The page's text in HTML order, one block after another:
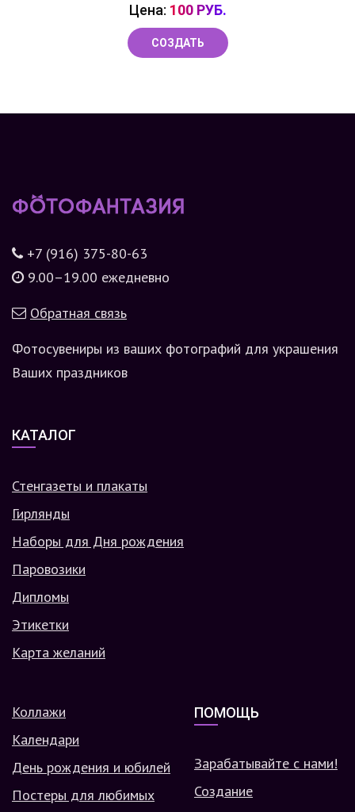
Цена: 100 РУБ.
СОЗДАТЬ
+7 (916) 375-80-63
9.00–19.00 ежедневно
Обратная связь
Фотосувениры из ваших фотографий для украшения
Ваших праздников
КАТАЛОГ
Стенгазеты и плакаты
Гирлянды
Наборы для Дня рождения
Паровозики
Дипломы
Этикетки
Карта желаний
Коллажи
Календари
День рождения и юбилей
Постеры для любимых
ПОМОЩЬ
Зарабатывайте с нами!
Создание